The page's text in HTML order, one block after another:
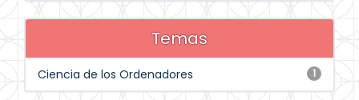
Temas
1
Ciencia de los Ordenadores